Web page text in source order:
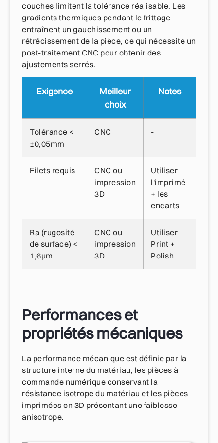
couches limitent la tolérance réalisable. Les
gradients thermiques pendant le frittage
entraînent un gauchissement ou un
rétrécissement de la pièce, ce qui nécessite un
post-traitement CNC pour obtenir des
ajustements serrés.
Exigence
Meilleur
choix
Notes
Tolérance <
±0,05mm
CNC -
Filets requis
CNC ou
impression
3D
Utiliser
l'imprimé
+ les
encarts
Ra (rugosité
de surface) <
1,6μm
CNC ou
impression
3D
Utiliser
Print +
Polish
Performances et
propriétés mécaniques
La performance mécanique est définie par la
structure interne du matériau, les pièces à
commande numérique conservant la
résistance isotrope du matériau et les pièces
imprimées en 3D présentant une faiblesse
anisotrope.